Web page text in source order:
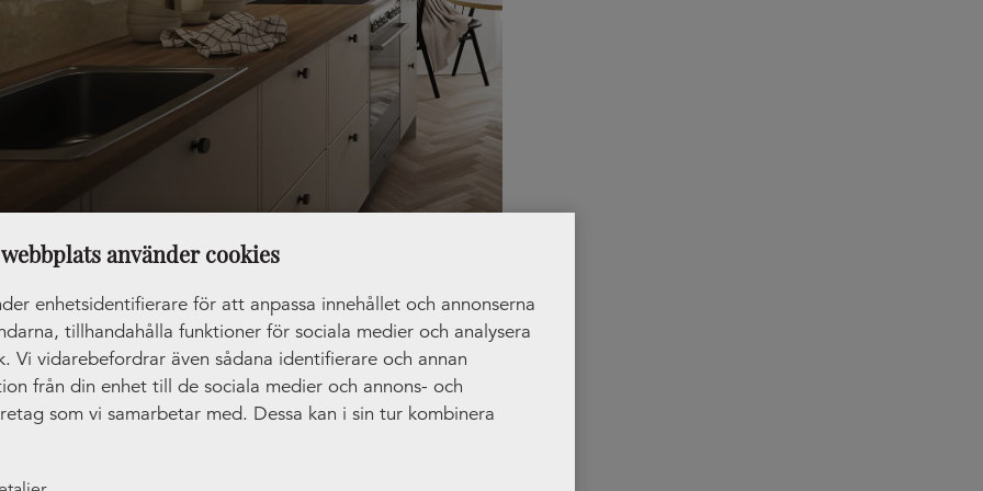
använder cookies
enhetsidentifierare för att anpassa innehållet och annonserna
tillhandahålla funktioner för sociala medier och analysera
Vi vidarebefordrar även sådana identifierare och annan
från din enhet till de sociala medier och annons- och
som vi samarbetar med. Dessa kan i sin tur kombinera
med annan information som du har tillhandahållit eller som
bänkskivan
är kökets arbetsstation och en ny bänkskiva kan göra underverk för
och känsla. Bänkskivan är en del av inredningen som många
på, men som gör stor skillnad för rummet. Välj mellan olika material